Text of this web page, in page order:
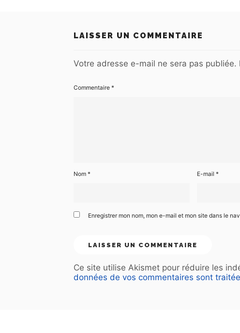
LAISSER UN COMMENTAIRE
Votre adresse e-mail ne sera pas publiée.
Commentaire *
Nom * E-mail *
Enregistrer mon nom, mon e-mail et mon site dans le
Ce site utilise Akismet pour réduire les
données de vos commentaires sont